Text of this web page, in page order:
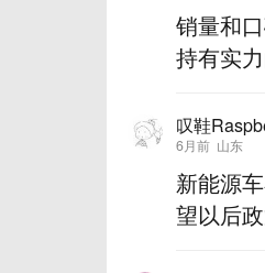
销量和
持有实
叹鞋
6月前 山东
新能源
望以后